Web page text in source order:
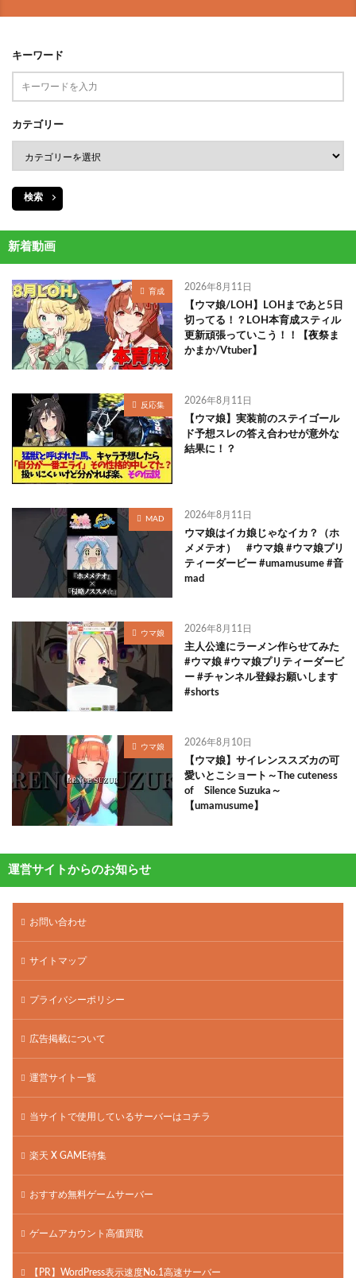
キーワード
カテゴリー
検索
新着動画
育成 2026年8月11日
【ウマ娘/LOH】LOHまであと5日
切ってる！？LOH本育成スティル
更新頑張っていこう！！【夜祭ま
かまか/Vtuber】
反応集 2026年8月11日
【ウマ娘】実装前のステイゴール
ド予想スレの答え合わせが意外な
結果に！？
MAD 2026年8月11日
ウマ娘はイカ娘じゃなイカ？（ホ
メメテオ） #ウマ娘 #ウマ娘プリ
ティーダービー #umamusume #音
mad
ウマ娘 2026年8月11日
主人公達にラーメン作らせてみた
#ウマ娘 #ウマ娘プリティーダービ
ー #チャンネル登録お願いします
#shorts
ウマ娘 2026年8月10日
【ウマ娘】サイレンススズカの可
愛いとこショート～The cuteness
of Silence Suzuka～
【umamusume】
運営サイトからのお知らせ
お問い合わせ
サイトマップ
プライバシーポリシー
広告掲載について
運営サイト一覧
当サイトで使用しているサーバーはコチラ
楽天 X GAME特集
おすすめ無料ゲームサーバー
ゲームアカウント高価買取
【PR】WordPress表示速度No.1高速サーバー